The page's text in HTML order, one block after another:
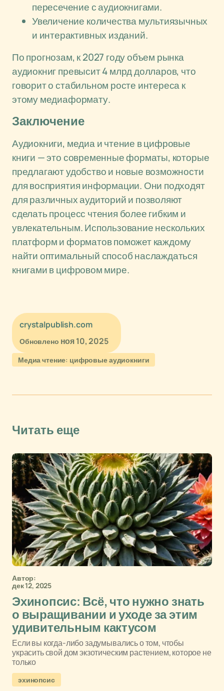
пересечение с аудиокнигами.
Увеличение количества мультиязычных
и интерактивных изданий.
По прогнозам, к 2027 году объем рынка
аудиокниг превысит 4 млрд долларов, что
говорит о стабильном росте интереса к
этому медиаформату.
Заключение
Аудиокниги, медиа и чтение в цифровые
книги — это современные форматы, которые
предлагают удобство и новые возможности
для восприятия информации. Они подходят
для различных аудиторий и позволяют
сделать процесс чтения более гибким и
увлекательным. Использование нескольких
платформ и форматов поможет каждому
найти оптимальный способ наслаждаться
книгами в цифровом мире.
crystalpublish.com
Обновлено ноя 10, 2025
Медиа чтение: цифровые аудиокниги
Читать еще
Автор:
дек 12, 2025
Эхинопсис: Всё, что нужно знать
о выращивании и уходе за этим
удивительным кактусом
Если вы когда-либо задумывались о том, чтобы
украсить свой дом экзотическим растением, которое не
только
эхинопсис